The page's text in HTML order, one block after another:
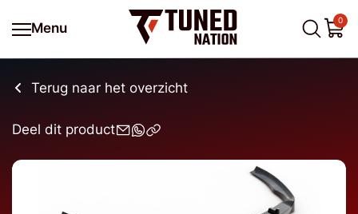
Menu
0
Terug naar het overzicht
Deel dit product